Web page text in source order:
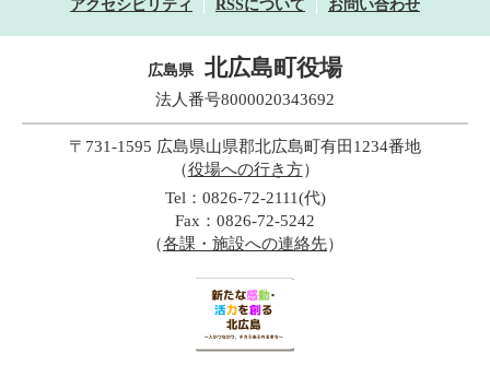
アクセシビリティ
RSSについて お問い合わせ
広島県 北広島町役場
法人番号8000020343692
〒731-1595 広島県山県郡北広島町有田1234番地
（役場への行き方）
Tel：0826-72-2111(代)
Fax：0826-72-5242
（各課・施設への連絡先）